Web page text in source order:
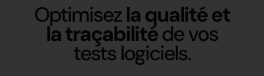
Optimisezla qualité et
la traçabilitéde vos
tests logiciels.